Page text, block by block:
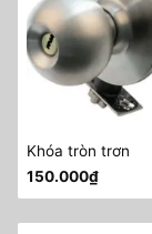
Khóa tròn trơn
150.000₫